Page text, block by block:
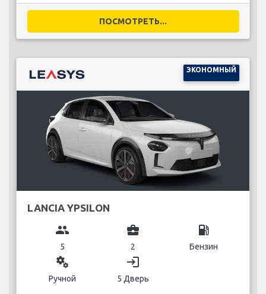
ПОСМОТРЕТЬ...
ЭКОНОМНЫЙ
LANCIA YPSILON
group
5
business_center
2
local_gas_station
Бензин
miscellaneous_services
Ручной
login
5 Дверь